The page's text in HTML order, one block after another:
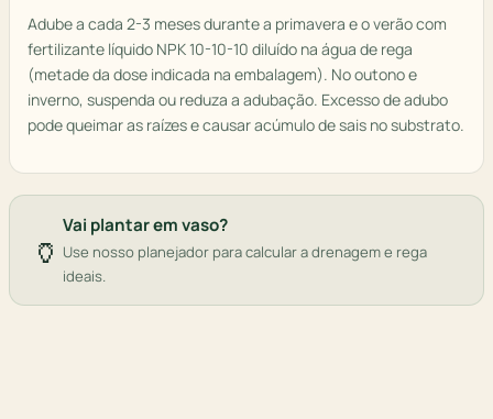
Adube a cada 2-3 meses durante a primavera e o verão com
fertilizante líquido NPK 10-10-10 diluído na água de rega
(metade da dose indicada na embalagem). No outono e
inverno, suspenda ou reduza a adubação. Excesso de adubo
pode queimar as raízes e causar acúmulo de sais no substrato.
🏺
Vai plantar em vaso?
Use nosso planejador para calcular a drenagem e rega
ideais.